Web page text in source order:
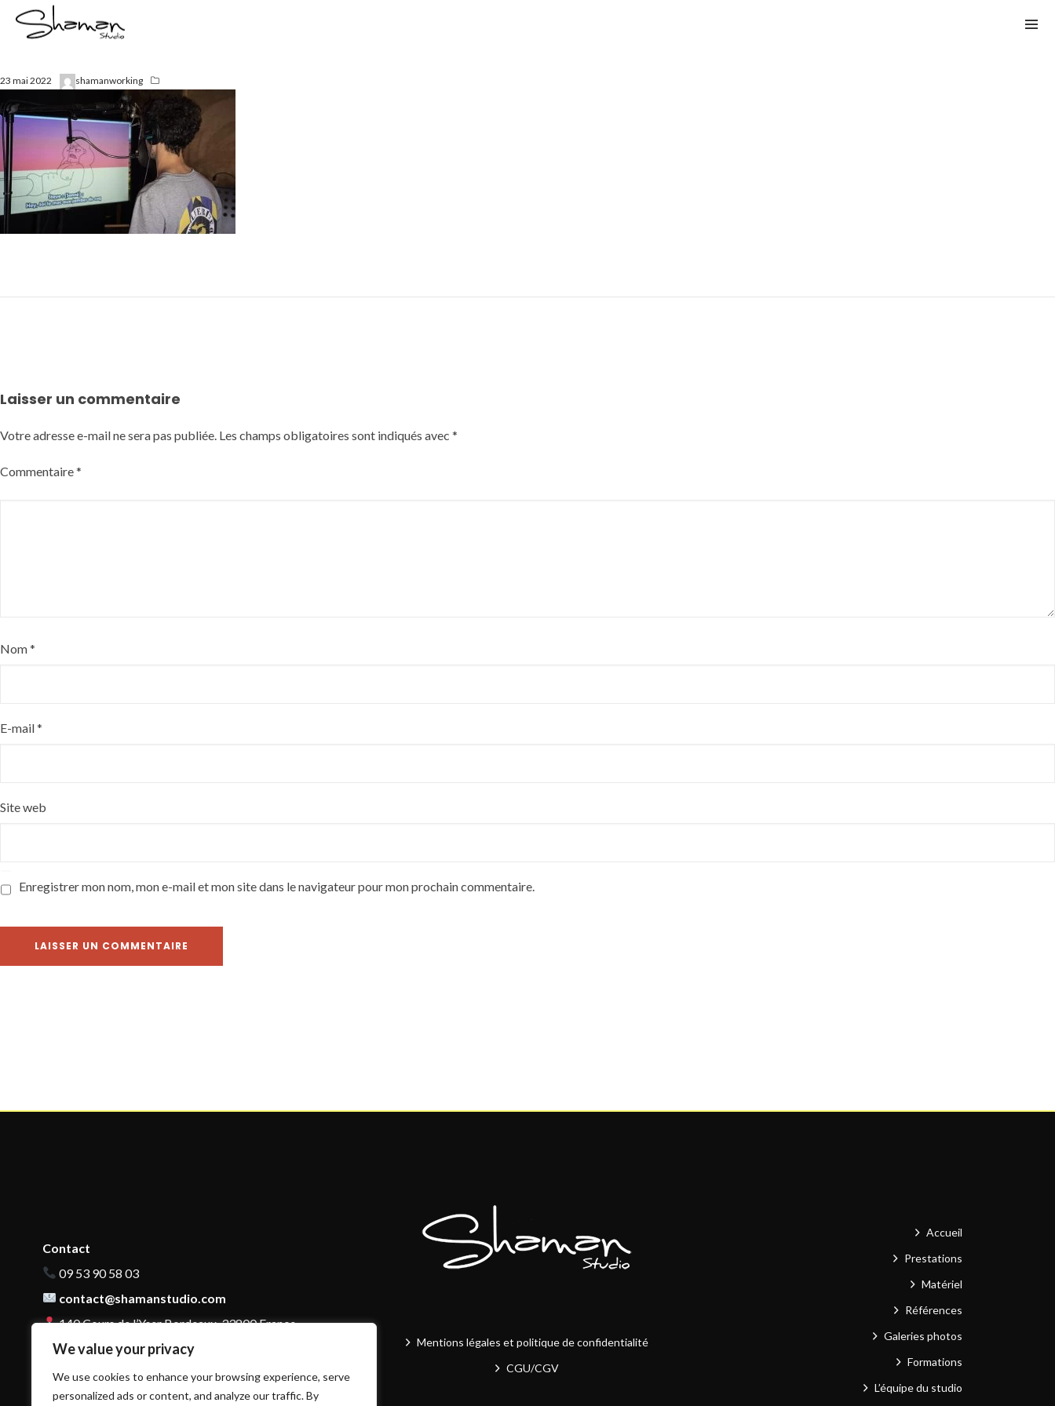
We value your privacy
We use cookies to enhance your browsing experience, serve
personalized ads or content, and analyze our traffic. By
23 mai 2022 shamanworking
Laisser un commentaire
Votre adresse e-mail ne sera pas publiée. Les champs obligatoires sont indiqués avec *
Commentaire*
Nom*
E-mail*
Site web
Enregistrer mon nom, mon e-mail et mon site dans le navigateur pour mon prochain commentaire.
Contact
09 53 90 58 03
contact@shamanstudio.com
140 Cours de l’Yser Bordeaux, 33800 France
Mentions légales et politique de confidentialité
CGU/CGV
Accueil
Prestations
Matériel
Références
Galeries photos
Formations
L’équipe du studio